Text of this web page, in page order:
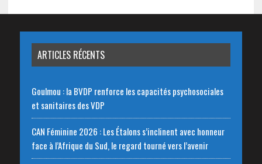
ARTICLES RÉCENTS
Goulmou : la BVDP renforce les capacités psychosociales
et sanitaires des VDP
CAN Féminine 2026 : Les Étalons s’inclinent avec honneur
face à l’Afrique du Sud, le regard tourné vers l’avenir